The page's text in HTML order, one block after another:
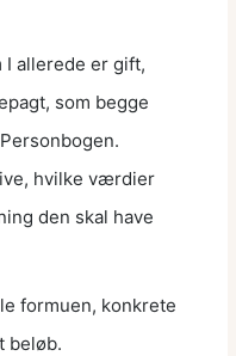
allerede er gift,
som begge
hvilke værdier
den skal have
formuen, konkrete
beløb.